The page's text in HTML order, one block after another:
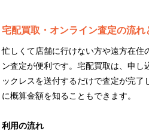
宅配買取・オンライン査定の流れ
忙しくて店舗に行けない方や遠方在住
ン査定が便利です。宅配買取は、申し
ックレスを送付するだけで査定が完了
に概算金額を知ることもできます。
利用の流れ